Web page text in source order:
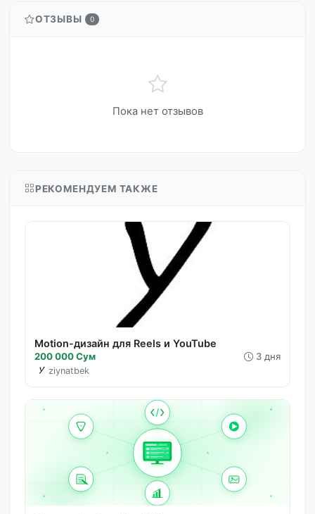
ОТЗЫВЫ 0
Пока нет отзывов
РЕКОМЕНДУЕМ ТАКЖЕ
Motion-дизайн для Reels и YouTube
200 000 Сум 3 дня
ziynatbek